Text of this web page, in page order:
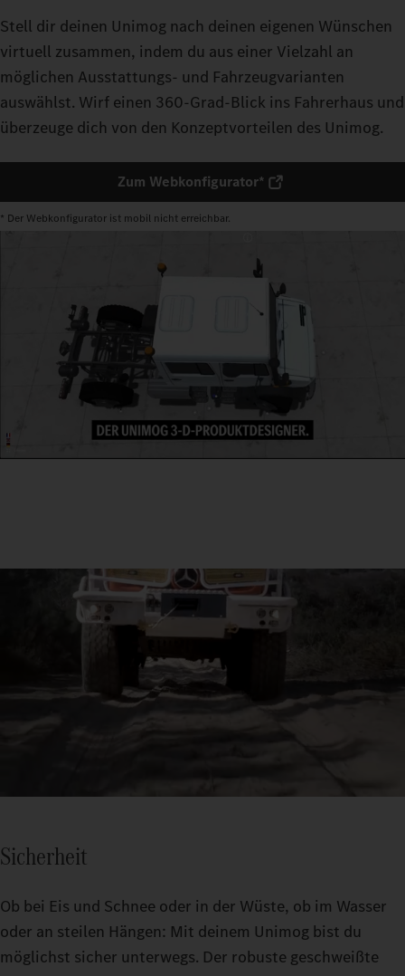
Stell dir deinen Unimog nach deinen eigenen Wünschen
virtuell zusammen, indem du aus einer Vielzahl an
möglichen Ausstattungs- und Fahrzeugvarianten
auswählst. Wirf einen 360-Grad-Blick ins Fahrerhaus und
überzeuge dich von den Konzeptvorteilen des Unimog.
Zum Webkonfigurator*
* Der Webkonfigurator ist mobil nicht erreichbar.
Sicherheit
Ob bei Eis und Schnee oder in der Wüste, ob im Wasser
oder an steilen Hängen: Mit deinem Unimog bist du
möglichst sicher unterwegs. Der robuste geschweißte